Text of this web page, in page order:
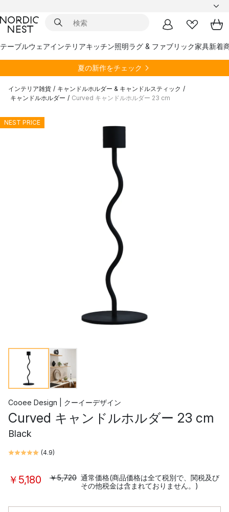
テーブルウェアインテリアキッチン照明ラグ & ファブリック家具新着
夏の新作をチェック
インテリア雑貨 / キャンドルホルダー & キャンドルスティック /
キャンドルホルダー / Curved キャンドルホルダー 23 cm
NEST PRICE
Cooee Design | クーイーデザイン
Curved キャンドルホルダー 23 cm
Black
(4.9)
￥5,180 ￥5,720 通常価格(商品価格は全て税別で、関税及び
その他税金は含まれておりません。)